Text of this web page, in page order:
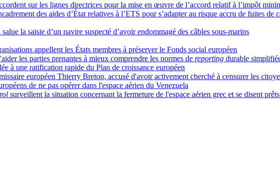
sur les lignes directrices pour la mise en œuvre de l’accord relatif à l’impôt
des aides d’État relatives à l’ETS pour s’adapter au risque accru de fuites de
la saisie d’un navire suspecté d’avoir endommagé des câbles sous-marins
appellent les États membres à préserver le Fonds social européen
les parties prenantes à mieux comprendre les normes de reporting durable
à une ratification rapide du Plan de croissance européen
européen Thierry Breton, accusé d'avoir activement cherché à censurer les
de ne pas opérer dans l'espace aérien du Venezuela
surveillent la situation concernant la fermeture de l'espace aérien grec et se disent